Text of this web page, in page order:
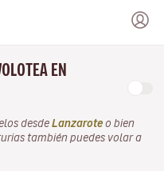
EN
desde Lanzarote o bien
también puedes volar a